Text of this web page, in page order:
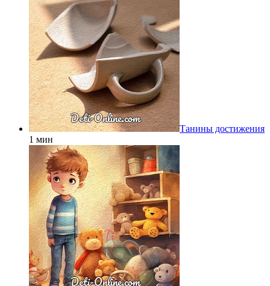
Танины достижения
1 мин